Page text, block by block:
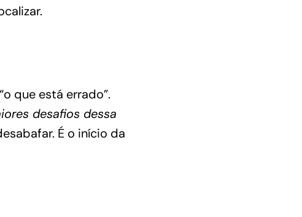
.
que está errado”.
desafios dessa
É o início da